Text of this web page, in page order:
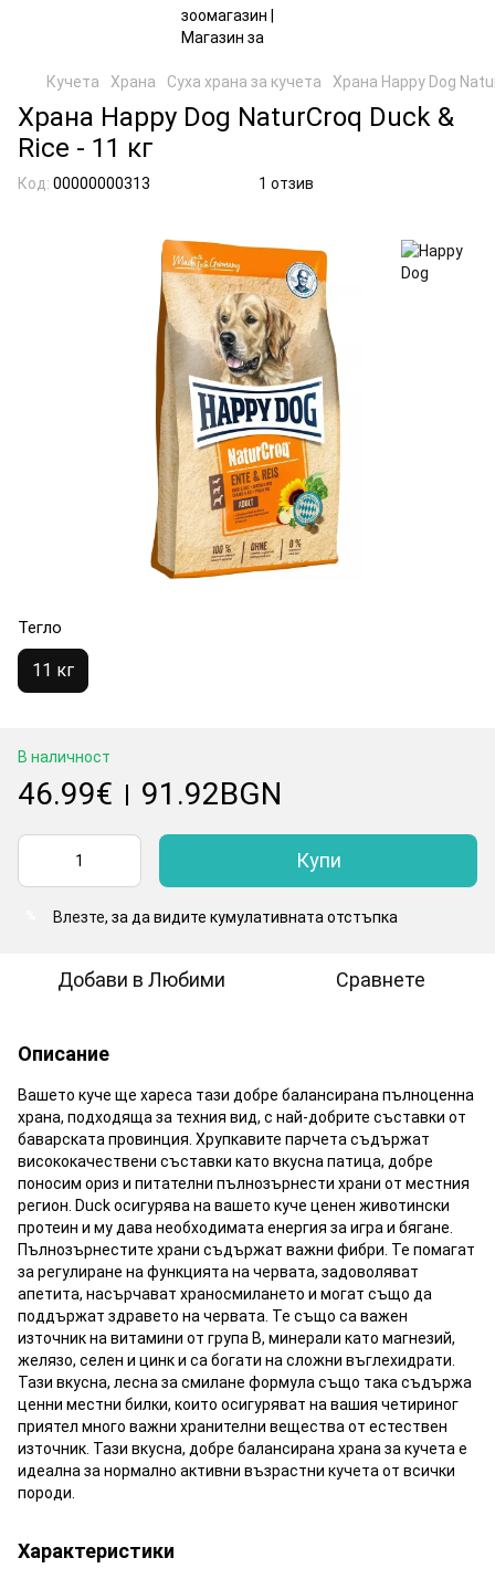
Кучета Храна Суха храна за кучета Храна Happy Dog
Храна Happy Dog NaturCroq Duck &
Rice - 11 кг
Код: 00000000313 1 отзив
Тегло
11 кг
В наличност
46.99€ | 91.92BGN
Купи
Влезте, за да видите кумулативната отстъпка
Добави в Любими Сравнете
Описание
Вашето куче ще хареса тази добре балансирана пълноценна
храна, подходяща за техния вид, с най-добрите съставки от
баварската провинция. Хрупкавите парчета съдържат
висококачествени съставки като вкусна патица, добре
поносим ориз и питателни пълнозърнести храни от местния
регион. Duck осигурява на вашето куче ценен животински
протеин и му дава необходимата енергия за игра и бягане.
Пълнозърнестите храни съдържат важни фибри. Те помагат
за регулиране на функцията на червата, задоволяват
апетита, насърчават храносмилането и могат също да
поддържат здравето на червата. Те също са важен
източник на витамини от група В, минерали като магнезий,
желязо, селен и цинк и са богати на сложни въглехидрати.
Тази вкусна, лесна за смилане формула също така съдържа
ценни местни билки, които осигуряват на вашия четириног
приятел много важни хранителни вещества от естествен
източник. Тази вкусна, добре балансирана храна за кучета е
идеална за нормално активни възрастни кучета от всички
породи.
Характеристики